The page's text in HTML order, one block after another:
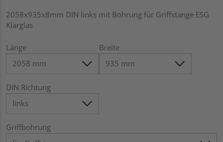
2058x935x8mm DIN links mit Bohrung für Griffstange ESG
Klarglas
Länge Breite
DIN Richtung
Griffbohrung